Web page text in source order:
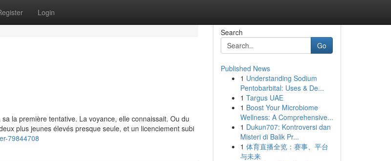
Login
la première tentative. La voyance, elle connaissait. Ou du
plus jeunes élevés presque seule, et un licenciement subi
79844708
Search
Go
Published News
1 Understanding Sodium
Pentobarbital: Uses & De...
1 Targus UAE
1 Boost Your Microbiome
Wellness: A Comprehensive...
1 Dukun707: Kontroversi dan
Misteri di Balik Pr...
1 体育直播全览：赛事、平台
与未来